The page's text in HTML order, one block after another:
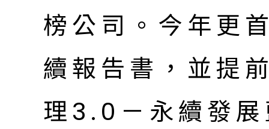
榜公司。今年更
續報告書，並提
理3.0－永續發